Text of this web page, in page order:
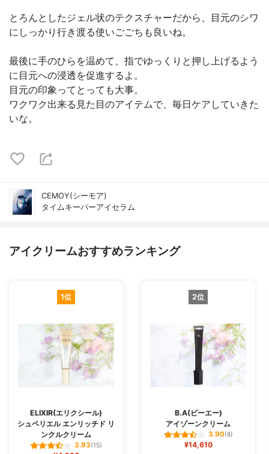
とろんとしたジェル状のテクスチャーだから、目元のシワ
にしっかり行き渡る使いごごちも良いね。
最後に手のひらを温めて、指でゆっくりと押し上げるよう
に目元への浸透を促進するよ。
目元の印象ってとっても大事。
ワクワク出来る見た目のアイテムで、毎日ケアしていきた
いな。
CEMOY(シーモア)
タイムキーパーアイセラム
アイクリームおすすめランキング
1位
ELIXIR(エリクシール)
シュペリエル エンリッチド リ
ンクルクリーム
3.93(15)
2位
B.A(ビーエー)
アイゾーンクリーム
3.90(8)
¥14,610